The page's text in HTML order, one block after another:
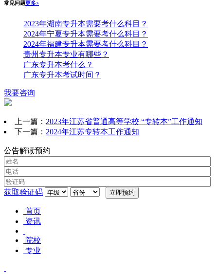
常见问题更多>
2023年湖南专升本需要考什么科目？
2024年宁夏专升本需要考什么科目？
2024年福建专升本需要考什么科目？
贵州专升本专业有哪些？
广东专升本考什么？
广东专升本考试时间？
我要咨询
上一篇： 2023年江苏省普通高等学校 “专转本”工作通知
下一篇： 2024年江苏专转本工作通知
公告解读预约
获取验证码
首页
资讯
院校
专业